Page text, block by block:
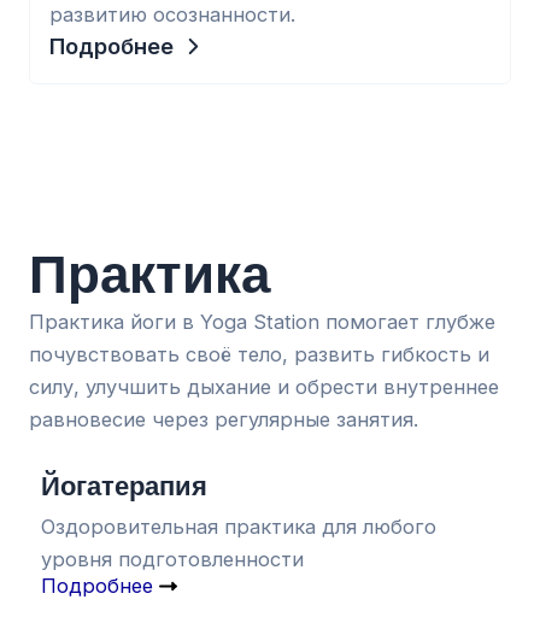
развитию осознанности.
Подробнее
Практика
Практика йоги в Yoga Station помогает глубже
почувствовать своё тело, развить гибкость и
силу, улучшить дыхание и обрести внутреннее
равновесие через регулярные занятия.
Йогатерапия
Оздоровительная практика для любого
уровня подготовленности
Подробнее